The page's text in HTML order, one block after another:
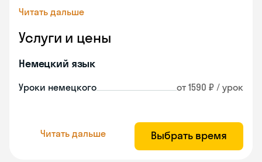
Читать дальше
Услуги и цены
Немецкий язык
Уроки немецкого от 1590 ₽ / урок
Читать дальше Выбрать время